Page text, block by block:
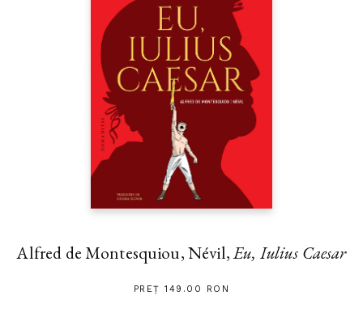
Alfred de Montesquiou, Névil,Eu, Iulius Caesar
PREȚ 149.00 RON